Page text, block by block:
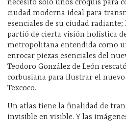
necesitó sólo unos croquis para
ciudad moderna ideal para
esenciales de su ciudad radiante;
partió de cierta visión holística
metropolitana entendida como
enrocar piezas esenciales del
Teodoro González de León
corbusiana para ilustrar el nuevo
Texcoco.
Un atlas tiene la finalidad de
invisible en visible. Y las